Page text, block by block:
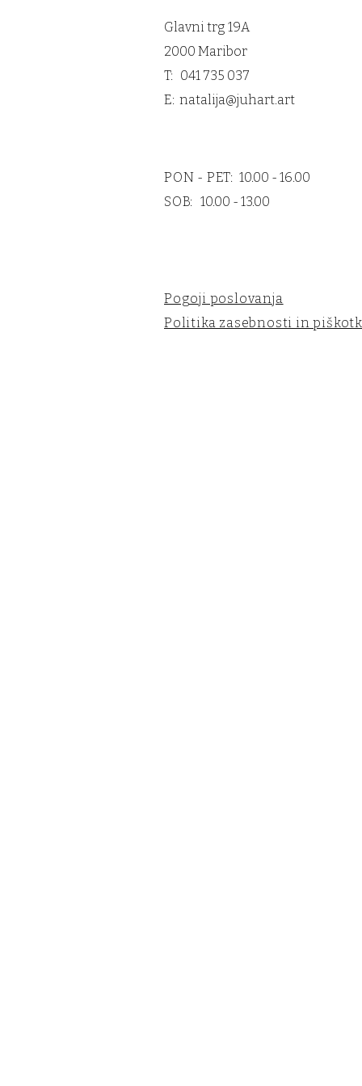
Glavni trg 19A
2000 Maribor
T: 041 735 037
E: natalija@juhart.art
PON - PET: 10.00 - 16.00
SOB: 10.00 - 13.00
Pogoji poslovanja
Politika zasebnosti in